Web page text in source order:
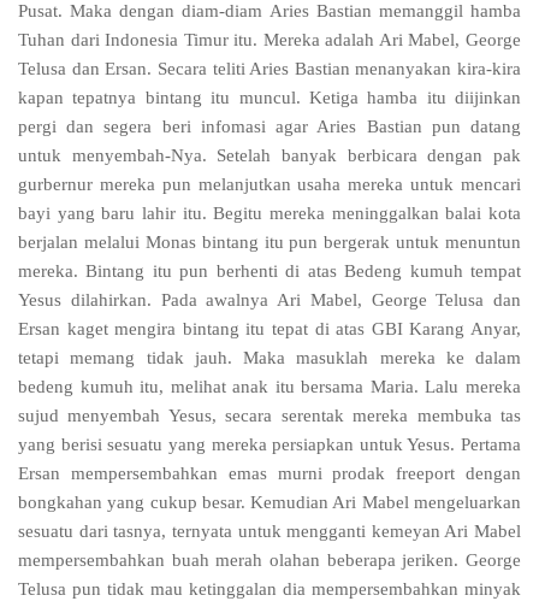
Pusat. Maka dengan diam-diam Aries Bastian memanggil hamba
Tuhan dari Indonesia Timur itu. Mereka adalah Ari Mabel, George
Telusa dan Ersan. Secara teliti Aries Bastian menanyakan kira-kira
kapan tepatnya bintang itu muncul. Ketiga hamba itu diijinkan
pergi dan segera beri infomasi agar Aries Bastian pun datang
untuk menyembah-Nya. Setelah banyak berbicara dengan pak
gurbernur mereka pun melanjutkan usaha mereka untuk mencari
bayi yang baru lahir itu. Begitu mereka meninggalkan balai kota
berjalan melalui Monas bintang itu pun bergerak untuk menuntun
mereka. Bintang itu pun berhenti di atas Bedeng kumuh tempat
Yesus dilahirkan. Pada awalnya Ari Mabel, George Telusa dan
Ersan kaget mengira bintang itu tepat di atas GBI Karang Anyar,
tetapi memang tidak jauh. Maka masuklah mereka ke dalam
bedeng kumuh itu, melihat anak itu bersama Maria. Lalu mereka
sujud menyembah Yesus, secara serentak mereka membuka tas
yang berisi sesuatu yang mereka persiapkan untuk Yesus. Pertama
Ersan mempersembahkan emas murni prodak freeport dengan
bongkahan yang cukup besar. Kemudian Ari Mabel mengeluarkan
sesuatu dari tasnya, ternyata untuk mengganti kemeyan Ari Mabel
mempersembahkan buah merah olahan beberapa jeriken. George
Telusa pun tidak mau ketinggalan dia mempersembahkan minyak